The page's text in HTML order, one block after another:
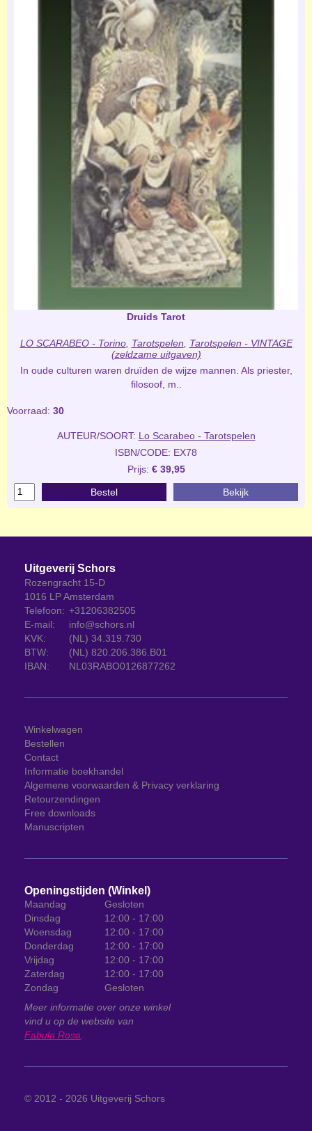
Druids Tarot
LO SCARABEO - Torino, Tarotspelen
Tarotspelen - VINTAGE
(zeldzame uitgaven)
In oude culturen waren druïden de wijze mannen. Als priester,
filosoof, m..
Voorraad: 30
AUTEUR/SOORT: Lo Scarabeo - Tarotspelen
ISBN/CODE: EX78
Prijs: € 39,95
Bestel Bekijk
Uitgeverij Schors
Rozengracht 15-D
1016 LP Amsterdam
Telefoon: +31206382505
E-mail:
info@schors.nl
KVK:
(NL) 34.319.730
BTW:
(NL) 820.206.386.B01
IBAN:
NL03RABO0126877262
Winkelwagen
Bestellen
Contact
Informatie boekhandel
Algemene voorwaarden & Privacy verklaring
Retourzendingen
Free downloads
Manuscripten
Openingstijden (Winkel)
Maandag
Gesloten
Dinsdag
12:00 - 17:00
Woensdag
12:00 - 17:00
Donderdag
12:00 - 17:00
Vrijdag
12:00 - 17:00
Zaterdag
12:00 - 17:00
Zondag
Gesloten
Meer informatie over onze winkel
vind u op de website van
Fabula Rosa
© 2012 - 2026 Uitgeverij Schors